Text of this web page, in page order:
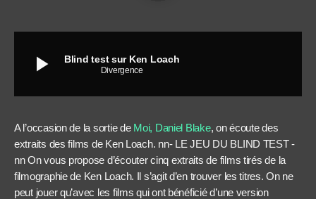
play_arrow Blind test sur Ken Loach
Divergence
A l’occasion de la sortie de Moi, Daniel Blake, on écoute des
extraits des films de Ken Loach. nn- LE JEU DU BLIND TEST -
nn On vous propose d’écouter cinq extraits de films tirés de la
filmographie de Ken Loach. Il s’agit d’en trouver les titres. On ne
peut jouer qu’avec les films qui ont bénéficié d’une version